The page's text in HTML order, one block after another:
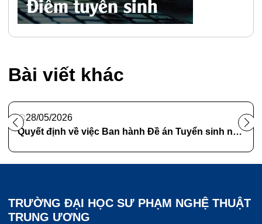
Bài viết khác
28/05/2026
Quyết định về việc Ban hành Đề án Tuyển sinh năm 2026 của Trường ĐHSP Nghệ thuật TW
TRƯỜNG ĐẠI HỌC SƯ PHẠM NGHỆ THUẬT
TRUNG ƯƠNG